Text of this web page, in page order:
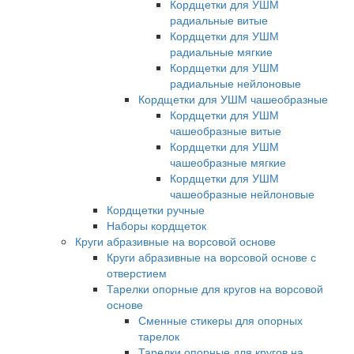
Кордщетки для УШМ
радиальные витые
Кордщетки для УШМ
радиальные мягкие
Кордщетки для УШМ
радиальные нейлоновые
Кордщетки для УШМ чашеобразные
Кордщетки для УШМ
чашеобразные витые
Кордщетки для УШМ
чашеобразные мягкие
Кордщетки для УШМ
чашеобразные нейлоновые
Кордщетки ручные
Наборы кордщеток
Круги абразивные на ворсовой основе
Круги абразивные на ворсовой основе с
отверстием
Тарелки опорные для кругов на ворсовой
основе
Сменные стикеры для опорных
тарелок